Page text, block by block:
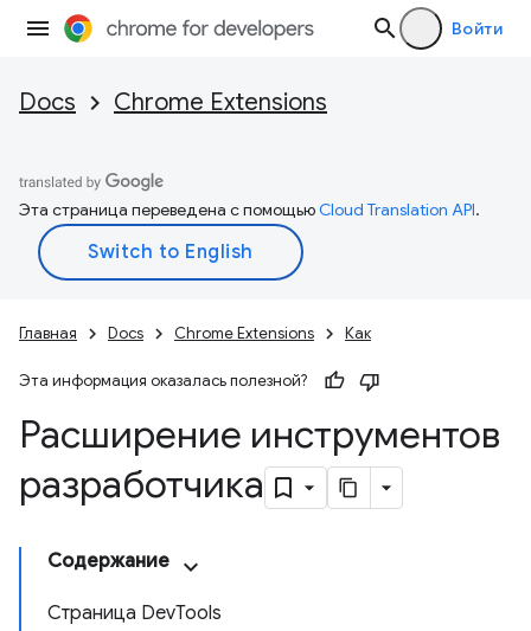
Войти
Docs Chrome Extensions
Эта страница переведена с помощьюCloud Translation API.
Главная Docs Chrome Extensions Как
Эта информация оказалась полезной?
Расширение инструментов
разработчика
Содержание
Страница DevTools